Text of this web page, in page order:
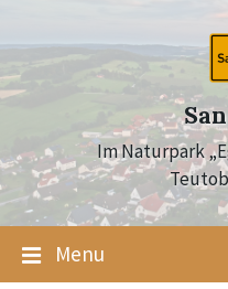
content
main
navigation
footer
Im Naturpark
Menu